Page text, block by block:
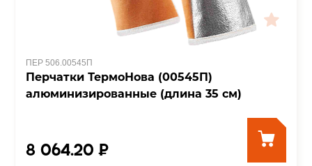
ПЕР 506.00545П
Перчатки ТермоНова (00545П)
алюминизированные (длина 35 см)
8 064.20 ₽